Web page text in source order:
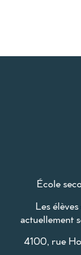
École
Les
actuellement
4100, rue